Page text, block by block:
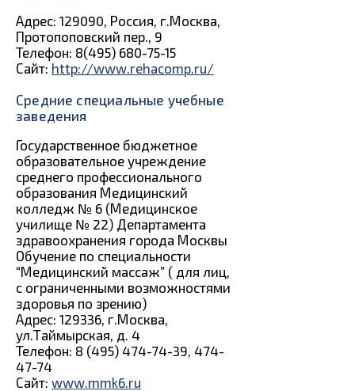
Адрес: 129090, Россия, г.Москва,
Протопоповский пер., 9
Телефон: 8(495) 680-75-15
Сайт: http://www.rehacomp.ru/
Средние специальные учебные
заведения
Государственное бюджетное
образовательное учреждение
среднего профессионального
образования Медицинский
колледж № 6 (Медицинское
училище № 22) Департамента
здравоохранения города Москвы
Обучение по специальности
“Медицинский массаж” ( для лиц,
с ограниченными возможностями
здоровья по зрению)
Адрес: 129336, г.Москва,
ул.Таймырская, д. 4
Телефон: 8 (495) 474-74-39, 474-
47-74
Сайт: www.mmk6.ru